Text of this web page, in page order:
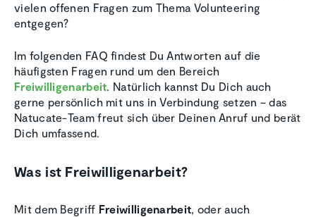
vielen offenen Fragen zum Thema Volunteering
entgegen?
Im folgenden FAQ findest Du Antworten auf die
häufigsten Fragen rund um den Bereich
Freiwilligenarbeit. Natürlich kannst Du Dich auch
gerne persönlich mit uns in Verbindung setzen – das
Natucate-Team freut sich über Deinen Anruf und berät
Dich umfassend.
Was ist Freiwilligenarbeit?
Mit dem Begriff Freiwilligenarbeit, oder auch